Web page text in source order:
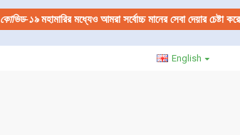
কোভিড-১৯মহামারির মধ্যেও আমরা সর্বোচ্চ মানের সেবা দেয়ার
English